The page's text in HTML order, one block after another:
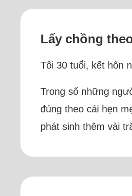
Lấy chồng
Tôi 30 tuổi, kết hôn
Trong số những
đúng theo cái hẹn
phát sinh thêm vài